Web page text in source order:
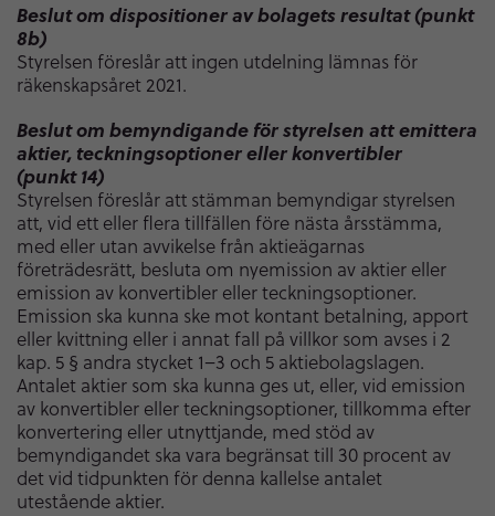
Beslut om dispositioner av bolagets resultat (punkt
8b)
Styrelsen föreslår att ingen utdelning lämnas för
räkenskapsåret 2021.
Beslut om bemyndigande för styrelsen att emittera
aktier, teckningsoptioner eller konvertibler
(punkt 14)
Styrelsen föreslår att stämman bemyndigar styrelsen
att, vid ett eller flera tillfällen före nästa årsstämma,
med eller utan avvikelse från aktieägarnas
företrädesrätt, besluta om nyemission av aktier eller
emission av konvertibler eller teckningsoptioner.
Emission ska kunna ske mot kontant betalning, apport
eller kvittning eller i annat fall på villkor som avses i 2
kap. 5 § andra stycket 1–3 och 5 aktiebolagslagen.
Antalet aktier som ska kunna ges ut, eller, vid emission
av konvertibler eller teckningsoptioner, tillkomma efter
konvertering eller utnyttjande, med stöd av
bemyndigandet ska vara begränsat till 30 procent av
det vid tidpunkten för denna kallelse antalet
utestående aktier.